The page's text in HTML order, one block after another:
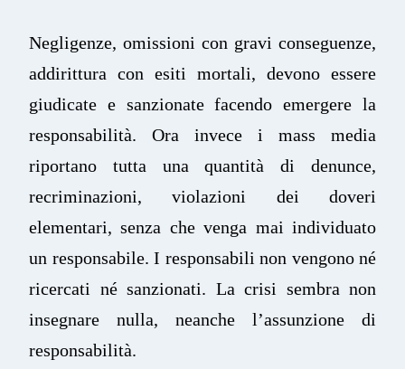
Negligenze, omissioni con gravi conseguenze,
addirittura con esiti mortali, devono essere
giudicate e sanzionate facendo emergere la
responsabilità. Ora invece i mass media
riportano tutta una quantità di denunce,
recriminazioni, violazioni dei doveri
elementari, senza che venga mai individuato
un responsabile. I responsabili non vengono né
ricercati né sanzionati. La crisi sembra non
insegnare nulla, neanche l’assunzione di
responsabilità.